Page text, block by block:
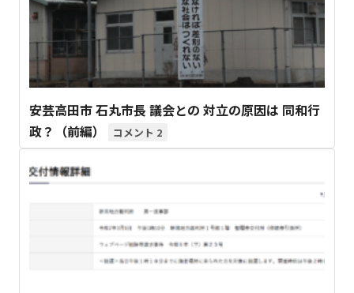
安芸高田市 石丸市長 議会との 対立の原因は 同和行
政？（前編）
2